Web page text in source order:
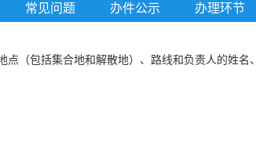
常见问题 办件公示 办理环节
（包括集合地和解散地）、路线和负责人的姓名、